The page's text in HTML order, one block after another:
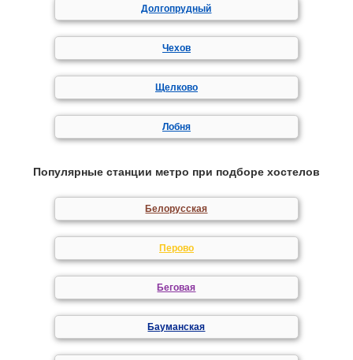
Долгопрудный
Чехов
Щелково
Лобня
Популярные станции метро при подборе хостелов
Белорусская
Перово
Беговая
Бауманская